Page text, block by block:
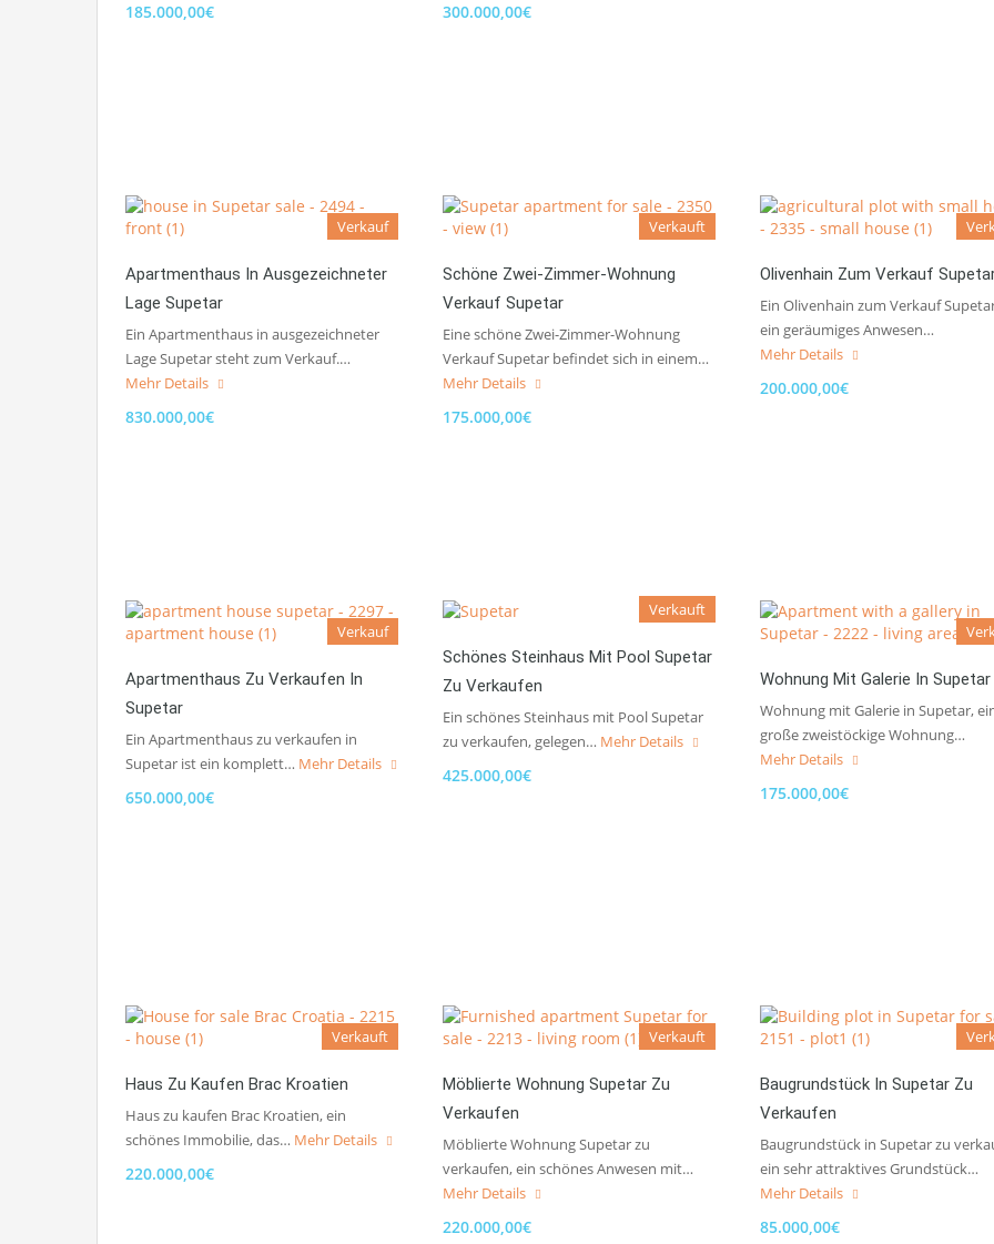
185.000,00€ 300.000,00€
Verkauf
Apartmenthaus In Ausgezeichneter
Lage Supetar
Ein Apartmenthaus in ausgezeichneter
Lage Supetar steht zum Verkauf.…
Mehr Details
830.000,00€
Verkauft
Schöne Zwei-Zimmer-Wohnung
Verkauf Supetar
Eine schöne Zwei-Zimmer-Wohnung
Verkauf Supetar befindet sich in einem…
Mehr Details
175.000,00€
Olivenhain Zum Verkauf
Ein Olivenhain zum Verkauf
ein geräumiges Anwesen…
Mehr Details
200.000,00€
Verkauf
Apartmenthaus Zu Verkaufen In
Supetar
Ein Apartmenthaus zu verkaufen in
Supetar ist ein komplett… Mehr Details
650.000,00€
Verkauft
Schönes Steinhaus Mit Pool Supetar
Zu Verkaufen
Ein schönes Steinhaus mit Pool Supetar
zu verkaufen, gelegen… Mehr Details
425.000,00€
Wohnung Mit Galerie In Supetar
Wohnung mit Galerie in Supetar,
große zweistöckige Wohnung…
Mehr Details
175.000,00€
Verkauft
Haus Zu Kaufen Brac Kroatien
Haus zu kaufen Brac Kroatien, ein
schönes Immobilie, das… Mehr Details
220.000,00€
Verkauft
Möblierte Wohnung Supetar Zu
Verkaufen
Möblierte Wohnung Supetar zu
verkaufen, ein schönes Anwesen mit…
Mehr Details
220.000,00€
Baugrundstück In Supetar Zu
Verkaufen
Baugrundstück in Supetar zu
ein sehr attraktives Grundstück…
Mehr Details
85.000,00€